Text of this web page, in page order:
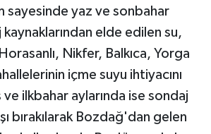
sayesinde yaz ve sonbahar
kaynaklarından elde edilen su,
Horasanlı, Nikfer, Balkıca, Yorga
içme suyu ihtiyacını
ve ilkbahar aylarında ise sondaj
bırakılarak Bozdağ'dan gelen